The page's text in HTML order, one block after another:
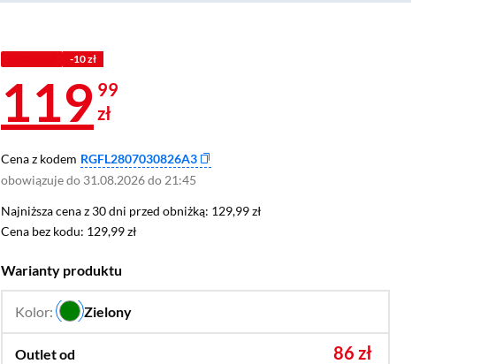
-10 zł
119 99
zł
Cena z kodem RGFL2807030826A3
obowiązuje do 31.08.2026 do 21:45
Najniższa cena z 30 dni przed obniżką: 129,99 zł
Najniższa cena z 30 dni przed obniżką: 129,99 zł
Cena bez kodu: 129,99 zł
Cena bez kodu: 129,99 zł
Warianty produktu
Kolor: Zielony
Outlet od 86 zł